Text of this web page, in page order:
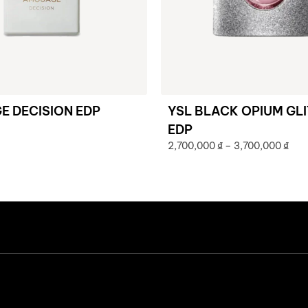
DECISION EDP
YSL BLACK OPIUM
EDP
2,700,000₫ – 3,700,000₫